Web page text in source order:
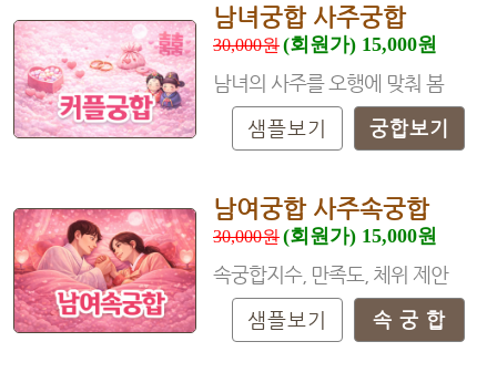
남녀궁합 사주궁합
30,000원(회원가) 15,000원
남녀의 사주를 오행에 맞춰 봄
샘플보기
궁합보기
남여궁합 사주속궁합
30,000원(회원가) 15,000원
속궁합지수, 만족도, 체위 제안
샘플보기
속 궁 합